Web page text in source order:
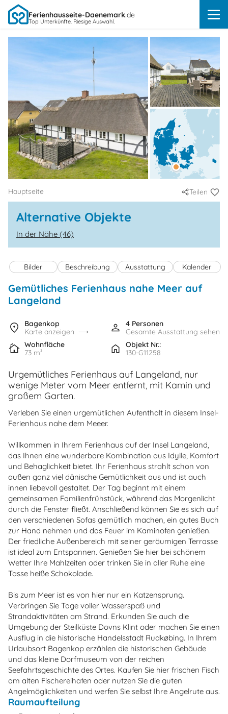
Ferienhausseite-Daenemark.de
Top Unterkünfte. Riesige Auswahl.
Hauptseite Teilen
Alternative Objekte
In der Nähe (46)
Bilder Beschreibung Ausstattung Kalender
Gemütliches Ferienhaus nahe Meer auf
Langeland
Bagenkop
Karte anzeigen
4 Personen
Gesamte Ausstattung sehen
Wohnfläche
73 m²
Objekt Nr.:
130-G11258
Urgemütliches Ferienhaus auf Langeland, nur
wenige Meter vom Meer entfernt, mit Kamin und
großem Garten.
Verleben Sie einen urgemütlichen Aufenthalt in diesem Insel-
Ferienhaus nahe dem Meeer.
Willkommen in Ihrem Ferienhaus auf der Insel Langeland,
das Ihnen eine wunderbare Kombination aus Idylle, Komfort
und Behaglichkeit bietet. Ihr Ferienhaus strahlt schon von
außen ganz viel dänische Gemütlichkeit aus und ist auch
innen liebevoll gestaltet. Der Tag beginnt mit einem
gemeinsamen Familienfrühstück, während das Morgenlicht
durch die Fenster fließt. Anschließend können Sie es sich auf
den verschiedenen Sofas gemütlich machen, ein gutes Buch
zur Hand nehmen und das Feuer im Kaminofen genießen.
Der friedliche Außenbereich mit seiner geräumigen Terrasse
ist ideal zum Entspannen. Genießen Sie hier bei schönem
Wetter Ihre Mahlzeiten oder trinken Sie in aller Ruhe eine
Tasse heiße Schokolade.
Bis zum Meer ist es von hier nur ein Katzensprung.
Verbringen Sie Tage voller Wasserspaß und
Strandaktivitäten am Strand. Erkunden Sie auch die
Umgebung der Steilküste Dovns Klint oder machen Sie einen
Ausflug in die historische Handelsstadt Rudkøbing. In Ihrem
Urlaubsort Bagenkop erzählen die historischen Gebäude
und das kleine Dorfmuseum von der reichen
Seefahrtsgeschichte des Ortes. Kaufen Sie hier frischen Fisch
am alten Fischereihafen oder nutzen Sie die guten
Angelmöglichkeiten und werfen Sie selbst Ihre Angelrute aus.
Raumaufteilung